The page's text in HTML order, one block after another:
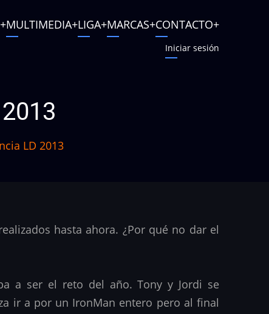
MULTIMEDIA LIGA MARCAS CONTACTO
Iniciar sesión
LD 2013
hasta ahora. ¿Por qué no dar el
a ser el reto del año. Tony y Jordi se
ir a por un IronMan entero pero al final